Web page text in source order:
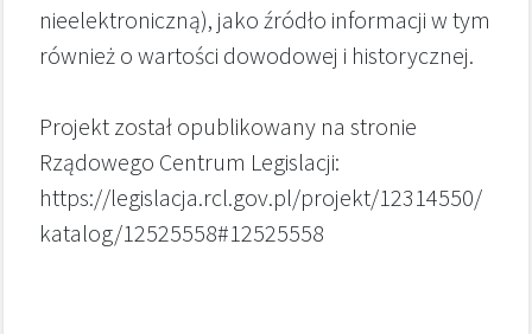
nieelektroniczną), jako źródło informacji w tym
również o wartości dowodowej i historycznej.
Projekt został opublikowany na stronie
Rządowego Centrum Legislacji:
https://legislacja.rcl.gov.pl/projekt/12314550/
katalog/12525558#12525558